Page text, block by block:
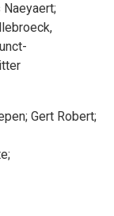
Naeyaert;
,
; Gert Robert;
;